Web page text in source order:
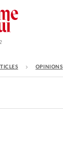
S'ABONNEROPINIONS